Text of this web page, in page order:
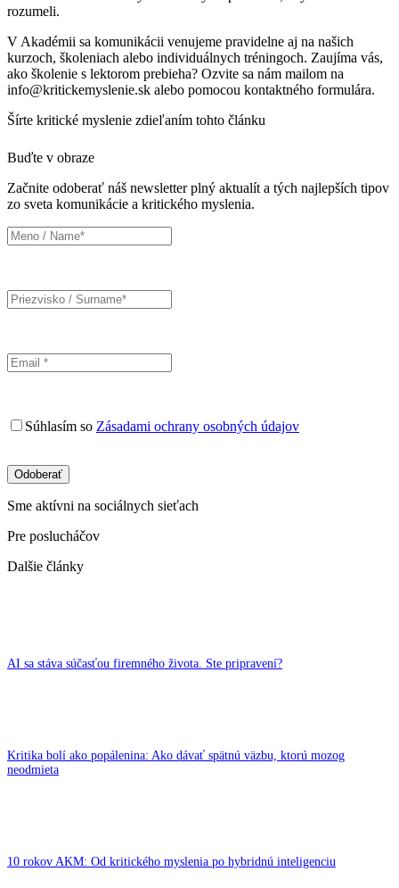
rozumeli.
V Akadémii sa komunikácii venujeme pravidelne aj na našich
kurzoch, školeniach alebo individuálnych tréningoch. Zaujíma vás,
ako školenie s lektorom prebieha? Ozvite sa nám mailom na
info@kritickemyslenie.sk alebo pomocou kontaktného formulára.
Šírte kritické myslenie zdieľaním tohto článku
Buďte v obraze
Začnite odoberať náš newsletter plný aktualít a tých najlepších tipov
zo sveta komunikácie a kritického myslenia.
Súhlasím so Zásadami ochrany osobných údajov
Sme aktívni na sociálnych sieťach
Pre poslucháčov
Dalšie články
AI sa stáva súčasťou firemného života. Ste pripravení?
Kritika bolí ako popálenina: Ako dávať spätnú väzbu, ktorú mozog
neodmieta
10 rokov AKM: Od kritického myslenia po hybridnú inteligenciu